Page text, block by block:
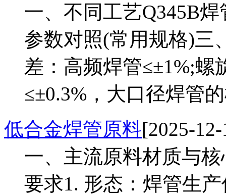
一、不同工艺Q345B
参数对照(常用规格)三
差：高频焊管≤±1%;螺
≤±0.3%，大口径焊管
低合金焊管原料[2025-
一、主流原料材质与
要求1. 形态：焊管生